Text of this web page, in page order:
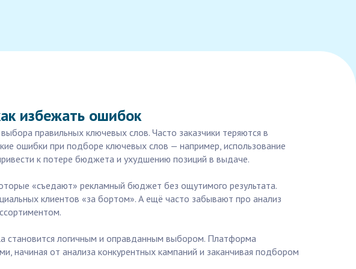
избежать ошибок
правильных ключевых слов. Часто заказчики теряются в
ошибки при подборе ключевых слов — например, использование
к потере бюджета и ухудшению позиций в выдаче.
«съедают» рекламный бюджет без ощутимого результата.
клиентов «за бортом». А ещё часто забывают про анализ
становится логичным и оправданным выбором. Платформа
начиная от анализа конкурентных кампаний и заканчивая подбором